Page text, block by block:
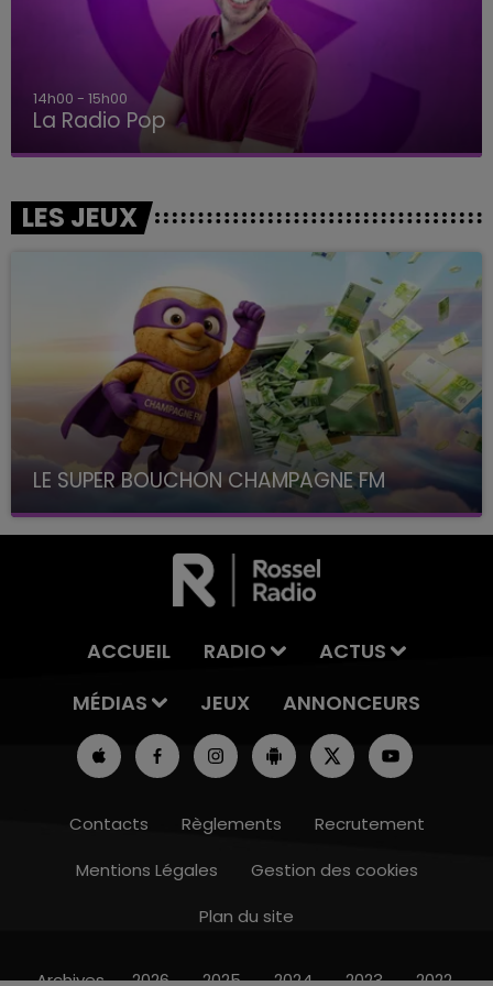
10h00 - 14h00
14h00 - 15h00
La Radio Pop
LES JEUX
LE SUPER BOUCHON CHAMPAGNE FM
avec La Famille Champagne FM, à 8H10
ACCUEIL RADIO
ACTUS
MÉDIAS
JEUX ANNONCEURS
Contacts Règlements
Recrutement
Mentions Légales
Gestion des cookies
Plan du site
Archives 2026 2025 2024 2023 2022